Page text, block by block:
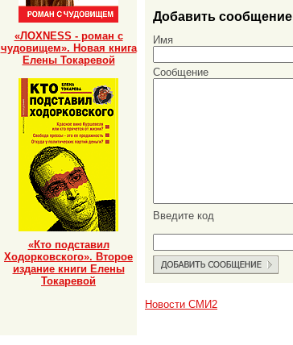
Добавить сообщение
Имя
Сообщение
Введите код
Новости СМИ2
«ЛОХNESS - роман с
чудовищем». Новая книга
Елены Токаревой
«Кто подставил
Ходорковского». Второе
издание книги Елены
Токаревой